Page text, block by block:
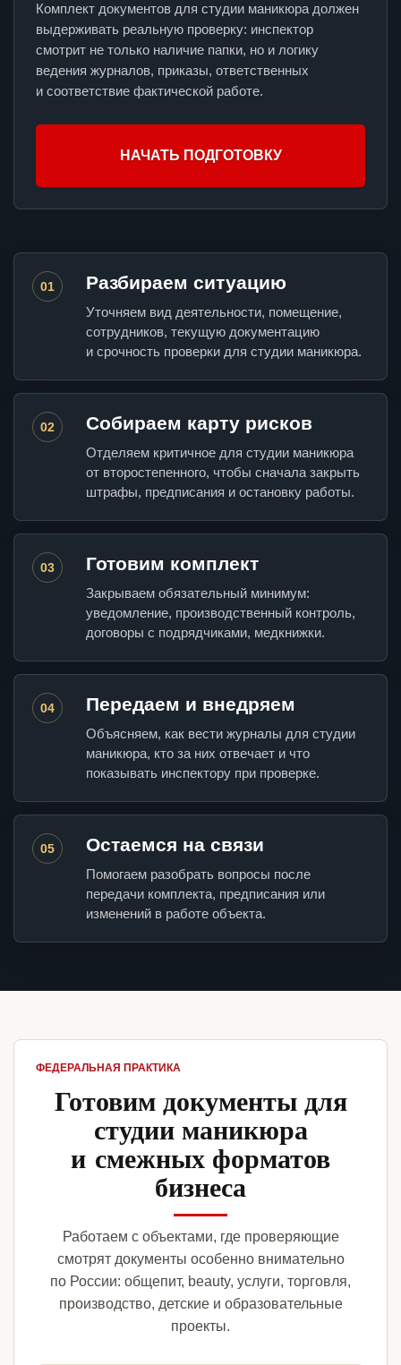
Комплект документов для студии маникюра должен
выдерживать реальную проверку: инспектор
смотрит не только наличие папки, но и логику
ведения журналов, приказы, ответственных
и соответствие фактической работе.
НАЧАТЬ ПОДГОТОВКУ
01 Разбираем ситуацию
Уточняем вид деятельности, помещение,
сотрудников, текущую документацию
и срочность проверки для студии маникюра.
02 Собираем карту рисков
Отделяем критичное для студии маникюра
от второстепенного, чтобы сначала закрыть
штрафы, предписания и остановку работы.
03 Готовим комплект
Закрываем обязательный минимум:
уведомление, производственный контроль,
договоры с подрядчиками, медкнижки.
04 Передаем и внедряем
Объясняем, как вести журналы для студии
маникюра, кто за них отвечает и что
показывать инспектору при проверке.
05 Остаемся на связи
Помогаем разобрать вопросы после
передачи комплекта, предписания или
изменений в работе объекта.
ФЕДЕРАЛЬНАЯ ПРАКТИКА
Готовим документы для
студии маникюра
и смежных форматов
бизнеса
Работаем с объектами, где проверяющие
смотрят документы особенно внимательно
по России: общепит, beauty, услуги, торговля,
производство, детские и образовательные
проекты.